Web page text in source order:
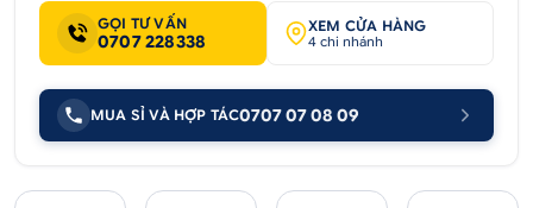
GỌI TƯ VẤN
0707 228338
XEM CỬA HÀNG
4 chi nhánh
MUA SỈ VÀ HỢP TÁC0707 07 08 09